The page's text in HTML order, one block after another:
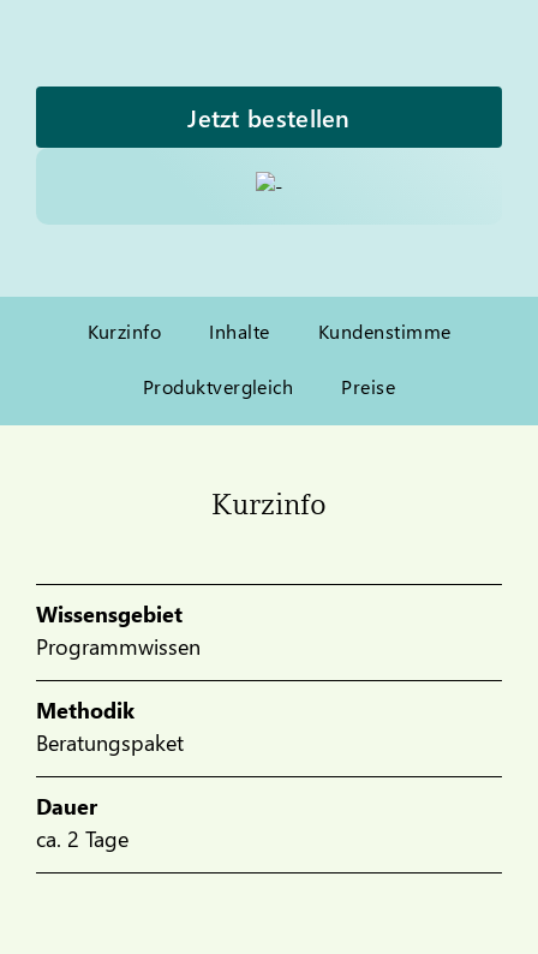
Jetzt bestellen
Kurzinfo Inhalte Kundenstimme
Produktvergleich Preise
Kurzinfo
Wissensgebiet
Programmwissen
Methodik
Beratungspaket
Dauer
ca. 2 Tage